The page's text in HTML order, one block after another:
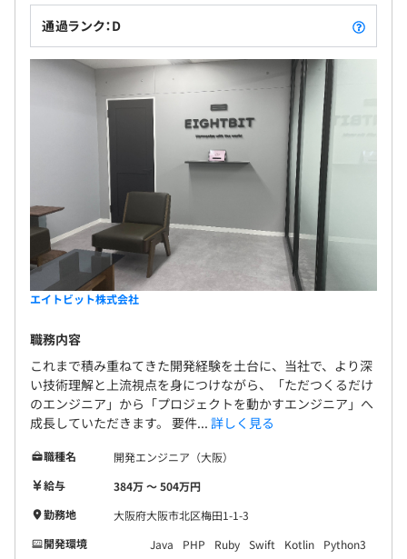
通過ランク：D
エイトビット株式会社
職務内容
これまで積み重ねてきた開発経験を土台に、当社で、より深
い技術理解と上流視点を身につけながら、「ただつくるだけ
のエンジニア」から「プロジェクトを動かすエンジニア」へ
成長していただきます。 要件... 詳しく見る
職種名
開発エンジニア（大阪）
給与
384万 〜 504万円
勤務地
大阪府大阪市北区梅田1-1-3
開発環境
Java PHP Ruby Swift Kotlin
Python3